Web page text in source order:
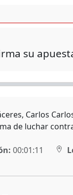
su
Carlos
de luchar
00:01:11